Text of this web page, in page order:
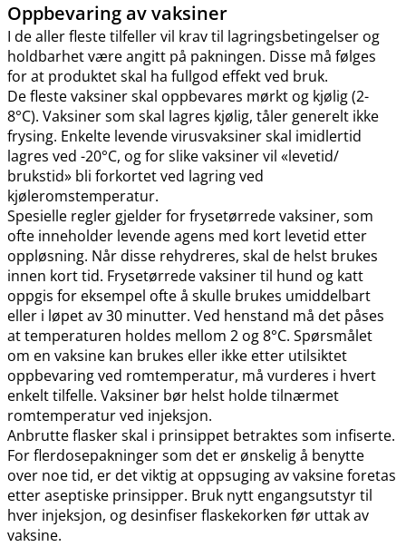
Oppbevaring av vaksiner
I de aller fleste tilfeller vil krav til lagringsbetingelser og
holdbarhet være angitt på pakningen. Disse må følges
for at produktet skal ha fullgod effekt ved bruk.
De fleste vaksiner skal oppbevares mørkt og kjølig (2-
8°C). Vaksiner som skal lagres kjølig, tåler generelt ikke
frysing. Enkelte levende virusvaksiner skal imidlertid
lagres ved -20°C, og for slike vaksiner vil «levetid​/​
brukstid» bli forkortet ved lagring ved
kjøleromstemperatur.
Spesielle regler gjelder for frysetørrede vaksiner, som
ofte inneholder levende agens med kort levetid etter
oppløsning. Når disse rehydreres, skal de helst brukes
innen kort tid. Frysetørrede vaksiner til hund og katt
oppgis for eksempel ofte å skulle brukes umiddelbart
eller i løpet av 30 minutter. Ved henstand må det påses
at temperaturen holdes mellom 2 og 8°C. Spørsmålet
om en vaksine kan brukes eller ikke etter utilsiktet
oppbevaring ved romtemperatur, må vurderes i hvert
enkelt tilfelle. Vaksiner bør helst holde tilnærmet
romtemperatur ved injeksjon.
Anbrutte flasker skal i prinsippet betraktes som infiserte.
For flerdosepakninger som det er ønskelig å benytte
over noe tid, er det viktig at oppsuging av vaksine foretas
etter aseptiske prinsipper. Bruk nytt engangsutstyr til
hver injeksjon, og desinfiser flaskekorken før uttak av
vaksine.